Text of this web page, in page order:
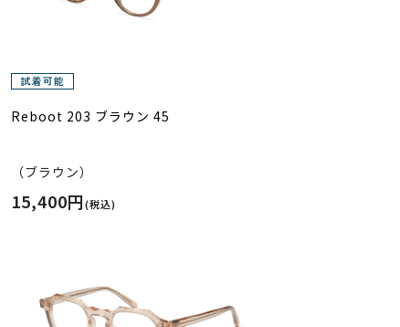
Reboot 203 ブラウン 45
（ブラウン）
15,400円(税込)